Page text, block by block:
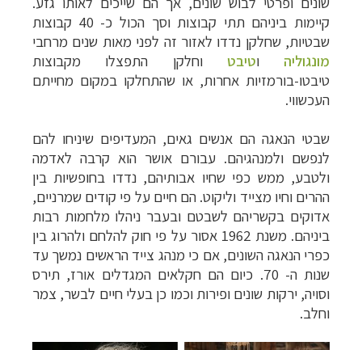
קיימות ביניהם תתי קבוצות וסך הכול כ- 40 קבוצות
שבטיות, שחלקן נדדו לאזור זה לפני מאות שנים מרחבי
מונגוליה וטיבט וחלקן התפצלו מקבוצות
טיבטו-בורמזיות אחרות, או שהתחלקו במקום מחייתם
העכשווי.
שבטי הנאגה הם אנשים גאים, המעדיפים שיניחו להם
לנפשם ולמנהגיהם. עבורם אושר הוא קרבה לאדמה
ולטבע, ממש כפי שחיו אבותיהם, נדדו בחופשיות בין
ההרים וחיו מצייד וליקוט. הם חיים על פי קודים שמרניים,
אדוקים בקשריהם לשבטם ובעבר ניהלו מלחמות רבות
ביניהם. משנת 1962 אסור על פי חוק להלחם ולהרוג בין
כפרי הנאגה השונים, אם כי מנהג צייד הראשים נמשך עד
שנות ה- 70. כיום הם חקלאים המגדלים אורז, תירס
וסויה, ירקות שונים ופירות וכמו כן בעלי חיים לבשר, צמר
וחלב.